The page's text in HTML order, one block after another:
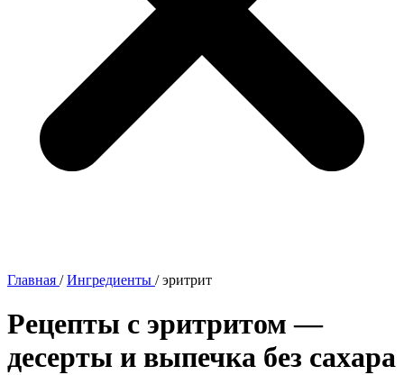
Главная /Ингредиенты /эритрит
Рецепты с эритритом —
десерты и выпечка без сахара